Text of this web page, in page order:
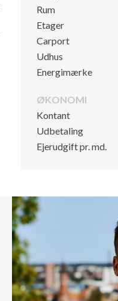
Rum
Etager
Carport
Udhus
Energimærke
ØKONOMI
Kontant
Udbetaling
Ejerudgift pr. md.